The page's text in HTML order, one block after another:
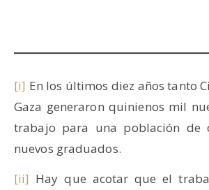
[i] En los últimos diez años tanto
Gaza generaron quinienos mil
trabajo para una población de
nuevos graduados.
[ii] Hay que acotar que el